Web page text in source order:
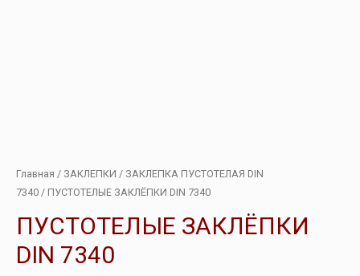
Главная / ЗАКЛЕПКИ / ЗАКЛЕПКА ПУСТОТЕЛАЯ DIN
7340 / ПУСТОТЕЛЫЕ ЗАКЛЁПКИ DIN 7340
ПУСТОТЕЛЫЕ ЗАКЛЁПКИ
DIN 7340